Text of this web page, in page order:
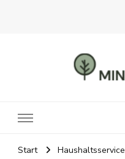
Start
Haushaltsservice